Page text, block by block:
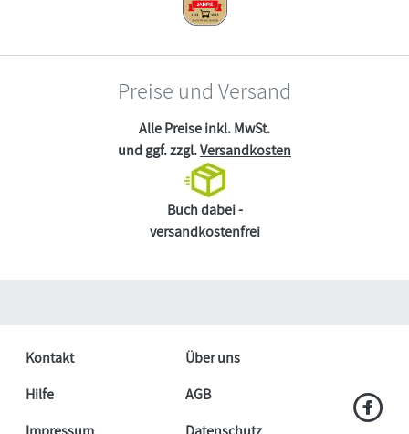
Preise und Versand
Alle Preise inkl. MwSt.
und ggf. zzgl.Versandkosten
Buch dabei -
versandkostenfrei
Kontakt
Über uns
Hilfe
AGB